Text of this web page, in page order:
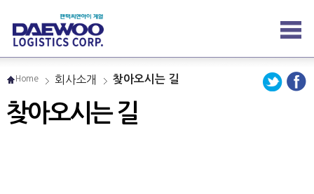
Home 회사소개 찾아오시는 길
찾아오시는 길